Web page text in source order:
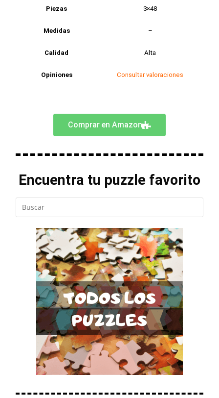
Piezas 3×48
Medidas –
Calidad Alta
Opiniones Consultar valoraciones
Comprar en Amazon
Encuentra tu puzzle favorito